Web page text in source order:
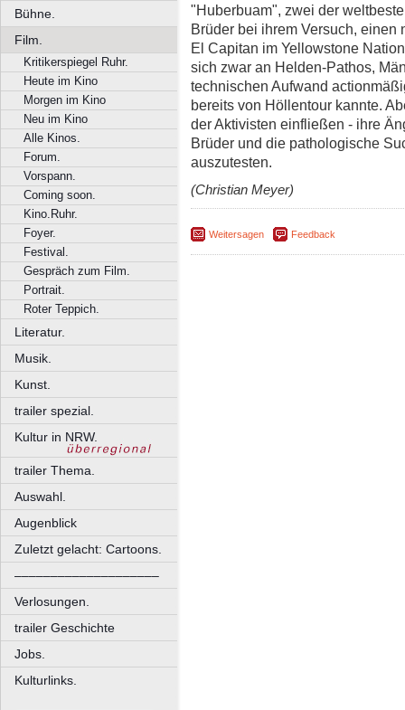
Bühne.
Film.
Kritikerspiegel Ruhr.
Heute im Kino
Morgen im Kino
Neu im Kino
Alle Kinos.
Forum.
Vorspann.
Coming soon.
Kino.Ruhr.
Foyer.
Festival.
Gespräch zum Film.
Portrait.
Roter Teppich.
Literatur.
Musik.
Kunst.
trailer spezial.
Kultur in NRW.
trailer Thema.
Auswahl.
Augenblick
Zuletzt gelacht: Cartoons.
––––––––––––––––––––
Verlosungen.
trailer Geschichte
Jobs.
Kulturlinks.
"Huberbuam", zwei der
Brüder bei ihrem Versuch,
El Capitan im Yellowstone
sich zwar an Helden-Pathos,
technischen Aufwand
bereits von Höllentour kannte.
der Aktivisten einfließen - ihre
Brüder und die pathologische
auszutesten.
(Christian Meyer)
Weitersagen Feedback